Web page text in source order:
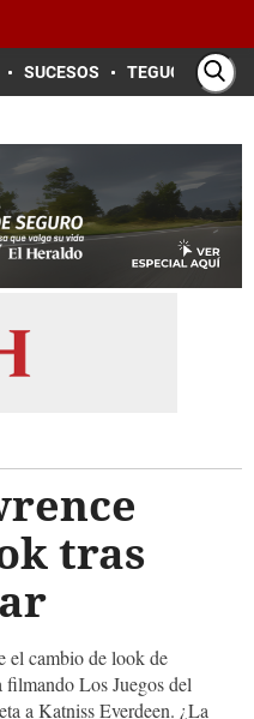
SUCESOS TEGUCIGALPA
tras
el cambio de look de
filmando Los Juegos del
a Katniss Everdeen. ¿La